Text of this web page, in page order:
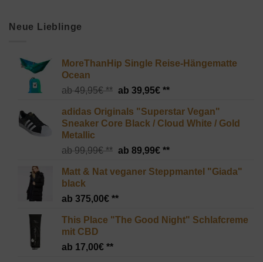
Neue Lieblinge
MoreThanHip Single Reise-Hängematte
Ocean
49,95€
Ursprünglicher
war:
49,95€
39,95€
Aktueller
ist:
39,95€.
adidas Originals "Superstar Vegan"
Sneaker Core Black / Cloud White / Gold
Metallic
99,99€
Ursprünglicher
war:
89,99€
Aktueller
ist:
Matt & Nat veganer Steppmantel "Giada"
black
375,00€
This Place "The Good Night" Schlafcreme
mit CBD
17,00€